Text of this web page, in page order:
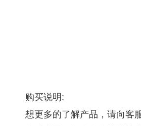
购买说明:
想更多的了解产品，请向客